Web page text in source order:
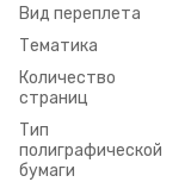
Вид переплета
Тематика
Количество
страниц
Тип
полиграфической
бумаги